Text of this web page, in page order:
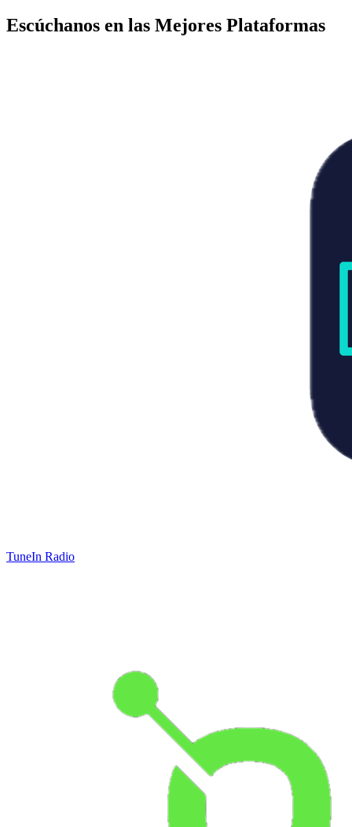
Escúchanos en las Mejores Plataformas
TuneIn Radio